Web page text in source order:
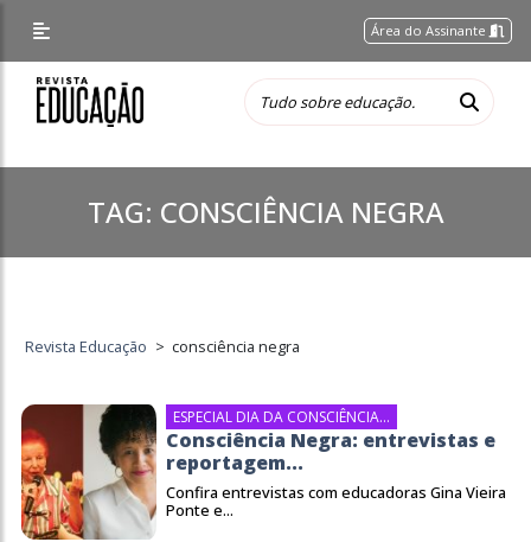
Área do Assinante
TAG: CONSCIÊNCIA NEGRA
Revista Educação > consciência negra
ESPECIAL DIA DA CONSCIÊNCIA...
Consciência Negra: entrevistas e
reportagem...
Confira entrevistas com educadoras Gina Vieira
Ponte e...